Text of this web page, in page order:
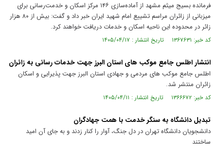
فرمانده بسیج میثم مشهد از آماده‌سازی ۱۴۶ مرکز اسکان و خدمت‌رسانی برای
میزبانی از زائران مراسم تشییع امام شهید ایران خبر داد و گفت: بیش از ۸۰ هزار
زائر در محدوده این ناحیه اسکان و خدمات دریافت خواهند کرد.
کد خبر: ۱۳۶۷۶۳۱ تاریخ انتشار : ۱۴۰۵/۰۴/۱۷
انتشار اطلس جامع موکب های استان البرز جهت خدمات رسانی به زائران
اطلس جامع موکب های مردمی و جهادی استان البرز جهت پذیرایی و اسکان
زائران منتشر شد.
کد خبر: ۱۳۶۶۶۷۲ تاریخ انتشار : ۱۴۰۵/۰۴/۱۱
تبدیل دانشگاه به سنگر خدمت با همت جهادگران
دانشجویان دانشگاه تهران در دل جنگ، آوار را کنار زدند و به جای آن امید
ساختند